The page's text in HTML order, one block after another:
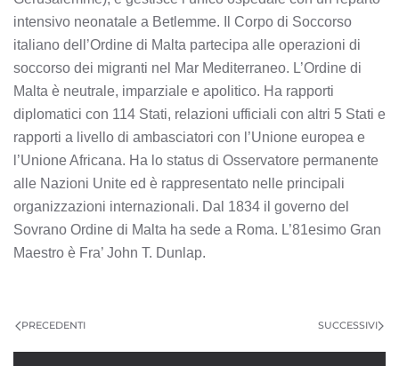
intensivo neonatale a Betlemme. Il Corpo di Soccorso
italiano dell’Ordine di Malta partecipa alle operazioni di
soccorso dei migranti nel Mar Mediterraneo. L’Ordine di
Malta è neutrale, imparziale e apolitico. Ha rapporti
diplomatici con 114 Stati, relazioni ufficiali con altri 5 Stati e
rapporti a livello di ambasciatori con l’Unione europea e
l’Unione Africana. Ha lo status di Osservatore permanente
alle Nazioni Unite ed è rappresentato nelle principali
organizzazioni internazionali. Dal 1834 il governo del
Sovrano Ordine di Malta ha sede a Roma. L’81esimo Gran
Maestro è Fra’ John T. Dunlap.
PRECEDENTI SUCCESSIVI